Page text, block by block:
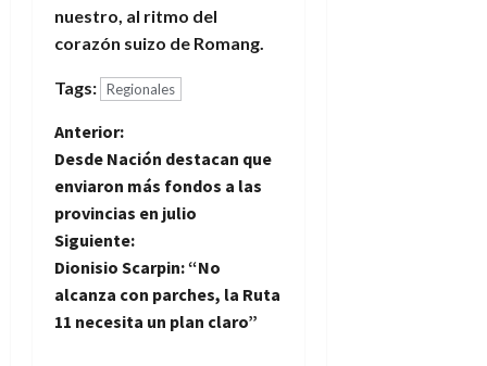
nuestro, al ritmo del
corazón suizo de Romang.
Tags: Regionales
N
a
v
e
g
Anterior:
Desde Nación destacan que
enviaron más fondos a las
provincias en julio
Siguiente:
Dionisio Scarpin: “No
alcanza con parches, la Ruta
11 necesita un plan claro”